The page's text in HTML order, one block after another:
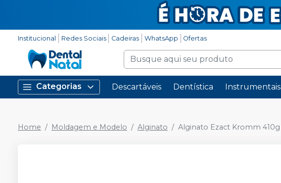
Institucional Redes Sociais Cadeiras WhatsApp Ofertas
Categorias Descartáveis Dentística Instrumentais
Home Moldagem e Modelo Alginato Alginato Ezact Kromm 410g